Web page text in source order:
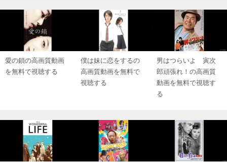
愛の鎖の高画質動画
を無料で視聴する
僕は妹に恋をするの
高画質動画を無料で
視聴する
男はつらいよ 寅次
郎頑張れ！の高画質
動画を無料で視聴す
る